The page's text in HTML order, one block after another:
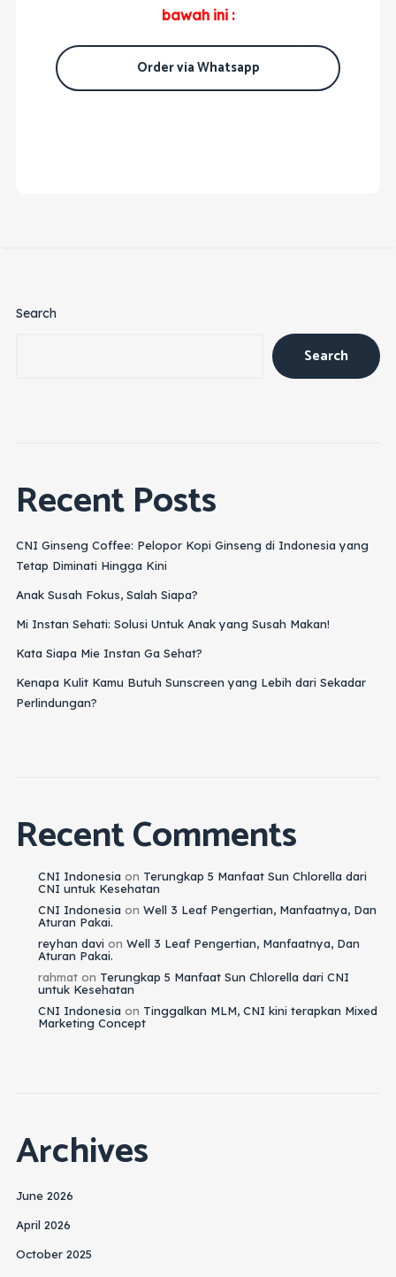
bawah ini :
Order via Whatsapp
Search
Search
Recent Posts
CNI Ginseng Coffee: Pelopor Kopi Ginseng di Indonesia yang
Tetap Diminati Hingga Kini
Anak Susah Fokus, Salah Siapa?
Mi Instan Sehati: Solusi Untuk Anak yang Susah Makan!
Kata Siapa Mie Instan Ga Sehat?
Kenapa Kulit Kamu Butuh Sunscreen yang Lebih dari Sekadar
Perlindungan?
Recent Comments
CNI Indonesia on Terungkap 5 Manfaat Sun Chlorella dari
CNI untuk Kesehatan
CNI Indonesia on Well 3 Leaf Pengertian, Manfaatnya, Dan
Aturan Pakai.
reyhan davi on Well 3 Leaf Pengertian, Manfaatnya, Dan
Aturan Pakai.
rahmaton Terungkap 5 Manfaat Sun Chlorella dari CNI
untuk Kesehatan
CNI Indonesia on Tinggalkan MLM, CNI kini terapkan Mixed
Marketing Concept
Archives
June 2026
April 2026
October 2025